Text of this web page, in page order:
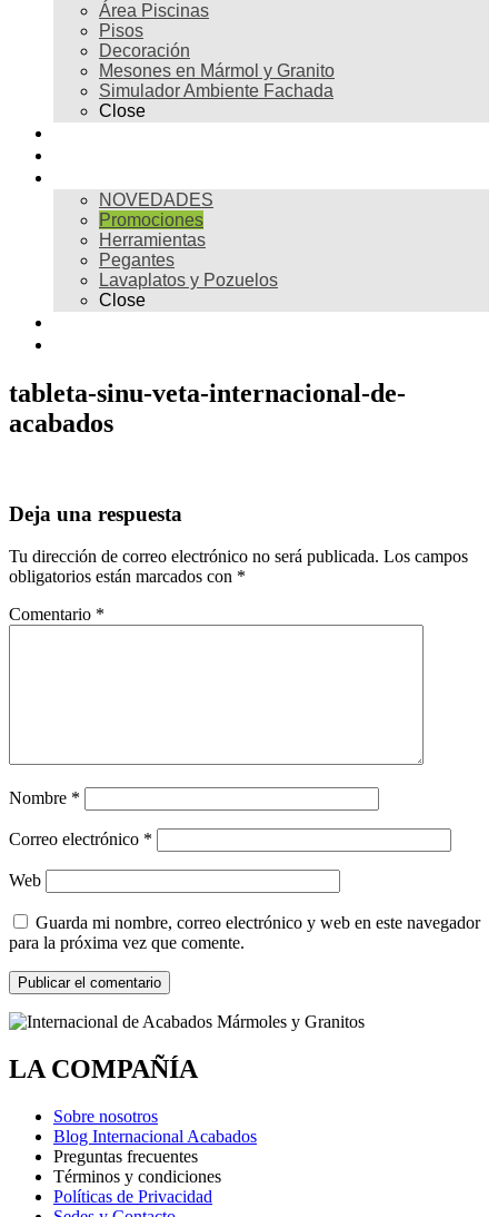
Área Piscinas
Pisos
Decoración
Mesones en Mármol y Granito
Simulador Ambiente Fachada
Close
NOVEDADES
Promociones
Herramientas
Pegantes
Lavaplatos y Pozuelos
Close
tableta-sinu-veta-internacional-de-
acabados
Deja una respuesta
Tu dirección de correo electrónico no será publicada. Los campos
obligatorios están marcados con *
Comentario *
Nombre *
Correo electrónico *
Web
Guarda mi nombre, correo electrónico y web en este navegador
para la próxima vez que comente.
LA COMPAÑÍA
Sobre nosotros
Blog Internacional Acabados
Preguntas frecuentes
Términos y condiciones
Políticas de Privacidad